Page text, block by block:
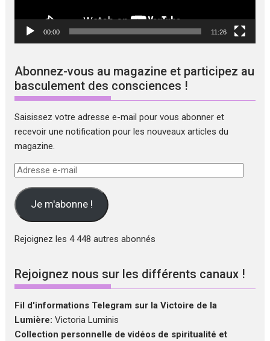
00:00 11:26
Abonnez-vous au magazine et participez au
basculement des consciences !
Saisissez votre adresse e-mail pour vous abonner et
recevoir une notification pour les nouveaux articles du
magazine.
Adresse
mail Je m'abonne !
Rejoignez les 4 448 autres abonnés
Rejoignez nous sur les différents canaux !
Fil d'informations Telegram sur la Victoire de la
Lumière: Victoria Luminis
Collection personnelle de vidéos de spiritualité et